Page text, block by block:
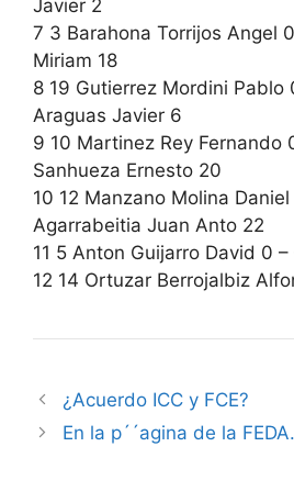
Javier 2
7 3 Barahona Torrijos Angel
Miriam 18
8 19 Gutierrez Mordini Pablo
Araguas Javier 6
9 10 Martinez Rey Fernando
Sanhueza Ernesto 20
10 12 Manzano Molina
Agarrabeitia Juan Anto 22
11 5 Anton Guijarro David 0 –
12 14 Ortuzar Berrojalbiz
¿Acuerdo ICC y FCE?
En la p´´agina de la